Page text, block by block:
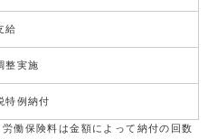
給
整実施
特例納付
働保険料は金額によって納付の回数